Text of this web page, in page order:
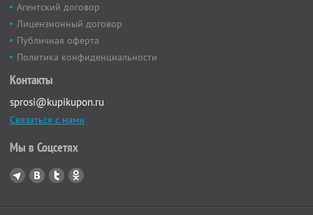
Агентский договор
Лицензионный договор
Публичная оферта
Политика конфиденциальности
Контакты
sprosi@kupikupon.ru
Связаться с нами
Мы в Соцсетях